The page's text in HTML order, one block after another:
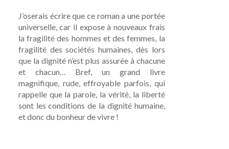
J’oserais écrire que ce roman a une portée
universelle, car il expose à nouveaux frais
la fragilité des hommes et des femmes, la
fragilité des sociétés humaines, dès lors
que la dignité n’est plus assurée à chacune
et chacun… Bref, un grand livre
magnifique, rude, effroyable parfois, qui
rappelle que la parole, la vérité, la liberté
sont les conditions de la dignité humaine,
et donc du bonheur de vivre !